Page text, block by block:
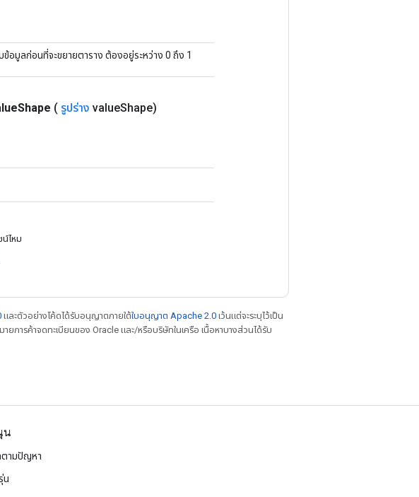
อมูลก่อนที่จะขยายตาราง ต้องอยู่ระหว่าง 0 ถึง 1
Shape ( รูปร่าง valueShape)
ไหม
และตัวอย่างโค้ดได้รับอนุญาตภายใต้ใบอนุญาต Apache 2.0 เว้นแต่จะระบุไว้เป็น
ายการค้าจดทะเบียนของ Oracle และ/หรือบริษัทในเครือ เนื้อหาบางส่วนได้รับ
น
ตามปัญหา
น